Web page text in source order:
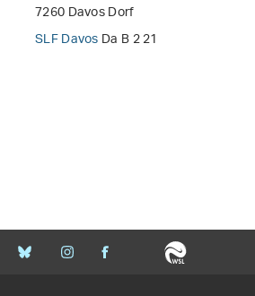
7260 Davos Dorf
SLF DavosDa B 2 21